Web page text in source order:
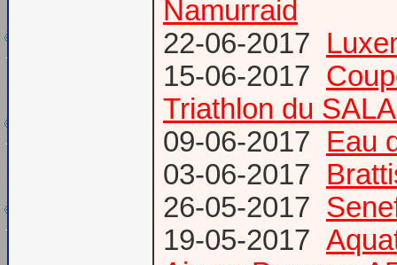
Namurraid
22-06-2017
15-06-2017
Triathlon du
09-06-2017 Eau
03-06-2017
26-05-2017
19-05-2017